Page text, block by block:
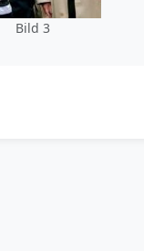
Bild 3